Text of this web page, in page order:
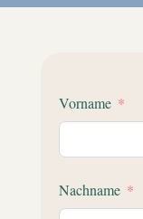
Vorname
Nachname